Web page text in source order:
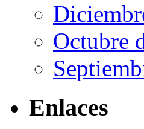
Octubre
Enlaces